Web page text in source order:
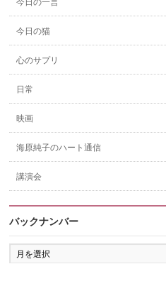
今日の一言
今日の猫
心のサプリ
日常
映画
海原純子のハート通信
講演会
バックナンバー
バ
ッ